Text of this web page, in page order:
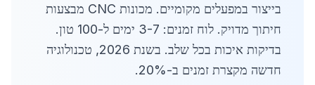
בייצור במפעלים מקומיים. מכונות CNC מבצעות
חיתוך מדויק. לוח זמנים: 3-7 ימים ל-100 טון.
בדיקות איכות בכל שלב. בשנת 2026, טכנולוגיה
חדשה מקצרת זמנים ב-20%.